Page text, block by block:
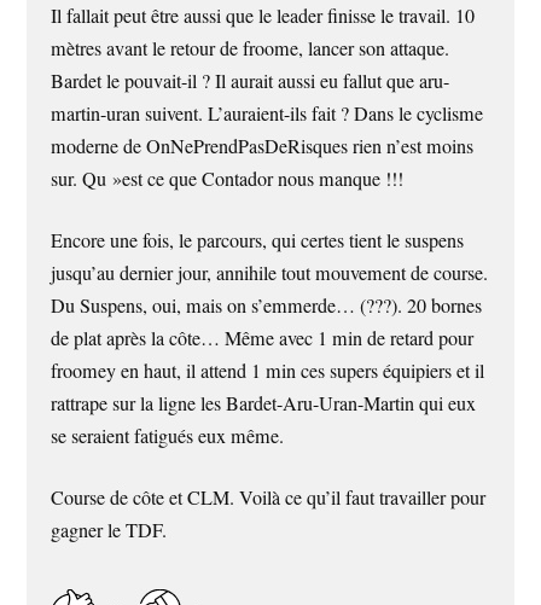
Il fallait peut être aussi que le leader finisse le travail. 10
mètres avant le retour de froome, lancer son attaque.
Bardet le pouvait-il ? Il aurait aussi eu fallut que aru-
martin-uran suivent. L’auraient-ils fait ? Dans le cyclisme
moderne de OnNePrendPasDeRisques rien n’est moins
sur. Qu »est ce que Contador nous manque !!!
Encore une fois, le parcours, qui certes tient le suspens
jusqu’au dernier jour, annihile tout mouvement de course.
Du Suspens, oui, mais on s’emmerde… (???). 20 bornes
de plat après la côte… Même avec 1 min de retard pour
froomey en haut, il attend 1 min ces supers équipiers et il
rattrape sur la ligne les Bardet-Aru-Uran-Martin qui eux
se seraient fatigués eux même.
Course de côte et CLM. Voilà ce qu’il faut travailler pour
gagner le TDF.